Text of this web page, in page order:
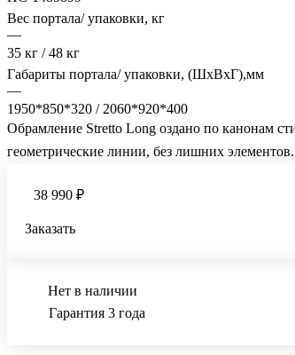
Вес портала/ упаковки, кг
—
35 кг / 48 кг
Габариты портала/ упаковки, (ШхВхГ),мм
—
1950*850*320 / 2060*920*400
Обрамление Stretto Long оздано по канонам
геометрические линии, без лишних
38 990 ₽
Заказать
Нет в наличии
Гарантия 3 года